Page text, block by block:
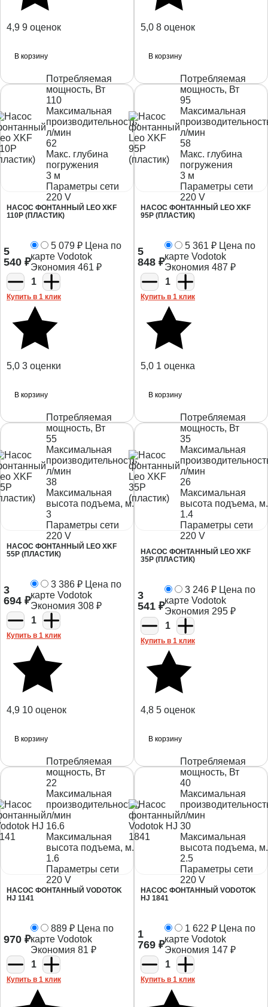
4,9 9 оценок
В корзину
5,0 8 оценок
В корзину
Потребляемая
мощность, Вт
110
Максимальная
производительность,
л/мин
62
Макс. глубина
погружения
3 м
Параметры сети
220 V
НАСОС ФОНТАННЫЙ LEO XKF
110P (ПЛАСТИК)
5
540 ₽
5 079 ₽ Цена по
карте Vodotok
Экономия 461 ₽
1
Купить в 1 клик
5,0 3 оценки
В корзину
Потребляемая
мощность, Вт
95
Максимальная
л/мин
58
Макс. глубина
погружения
3 м
Параметры сети
220 V
НАСОС ФОНТАННЫЙ LEO XKF
95P (ПЛАСТИК)
5
848 ₽
5 361 ₽ Цена по
карте Vodotok
Экономия 487 ₽
1
Купить в 1 клик
5,0 1 оценка
В корзину
Потребляемая
мощность, Вт
55
Максимальная
производительность,
л/мин
38
Максимальная
высота подъема, м.
3
Параметры сети
220 V
НАСОС ФОНТАННЫЙ LEO XKF
55P (ПЛАСТИК)
3
694 ₽
3 386 ₽ Цена по
карте Vodotok
Экономия 308 ₽
1
Купить в 1 клик
4,9 10 оценок
В корзину
Потребляемая
мощность, Вт
35
Максимальная
л/мин
26
Максимальная
высота подъема, м.
1.4
Параметры сети
220 V
НАСОС ФОНТАННЫЙ LEO XKF
35P (ПЛАСТИК)
3
541 ₽
3 246 ₽ Цена по
карте Vodotok
Экономия 295 ₽
1
Купить в 1 клик
4,8 5 оценок
В корзину
Потребляемая
мощность, Вт
22
Максимальная
производительность,
л/мин
16.6
Максимальная
высота подъема, м.
1.6
Параметры сети
220 V
НАСОС ФОНТАННЫЙ VODOTOK
HJ 1141
970 ₽
889 ₽ Цена по
карте Vodotok
Экономия 81 ₽
1
Купить в 1 клик
Потребляемая
мощность, Вт
40
Максимальная
л/мин
30
Максимальная
высота подъема, м.
2.5
Параметры сети
220 V
НАСОС ФОНТАННЫЙ VODOTOK
HJ 1841
1
769 ₽
1 622 ₽ Цена по
карте Vodotok
Экономия 147 ₽
1
Купить в 1 клик